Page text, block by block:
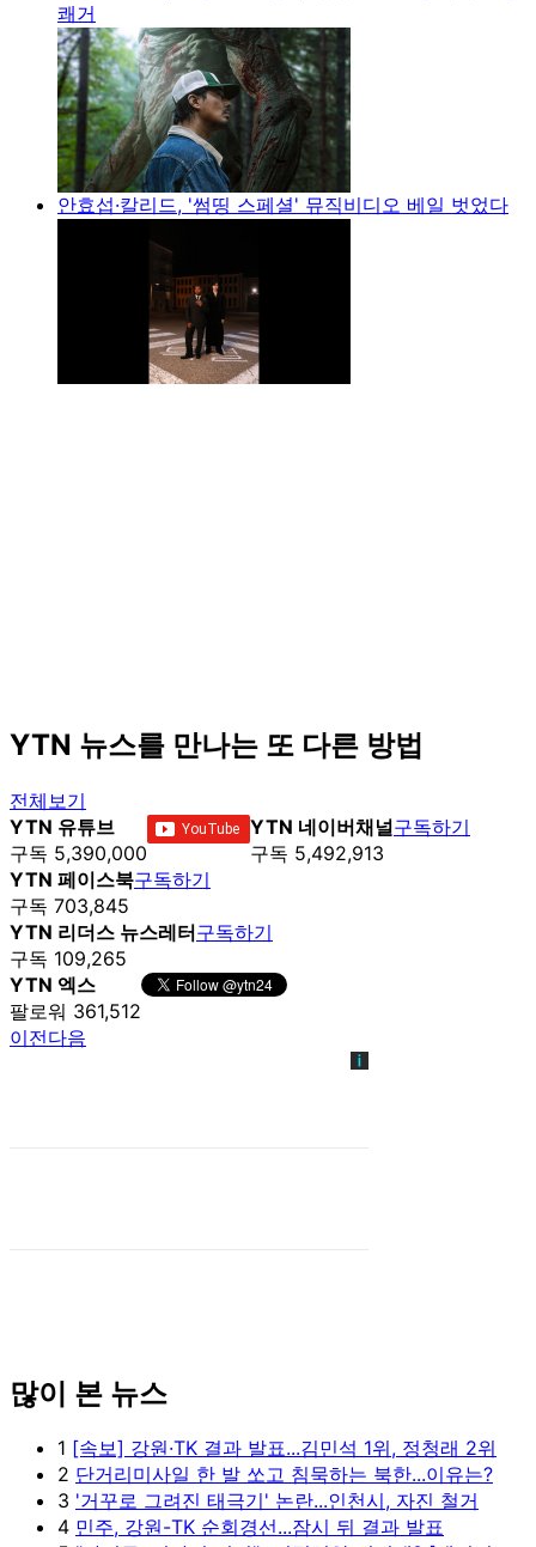
쾌거
안효섭·칼리드, '썸띵 스페셜' 뮤직비디오 베일 벗었다
YTN 뉴스를 만나는 또 다른 방법
전체보기
YTN 유튜브
구독 5,390,000
YTN 네이버채널
구독 5,492,913
구독하기
YTN 페이스북
구독 703,845
구독하기
YTN 리더스 뉴스레터
구독 109,265
구독하기
YTN 엑스
팔로워 361,512
이전다음
많이 본 뉴스
1 [속보] 강원·TK 결과 발표...김민석 1위, 정청래 2위
2 단거리미사일 한 발 쏘고 침묵하는 북한...이유는?
3 '거꾸로 그려진 태극기' 논란...인천시, 자진 철거
4 민주, 강원-TK 순회경선...잠시 뒤 결과 발표